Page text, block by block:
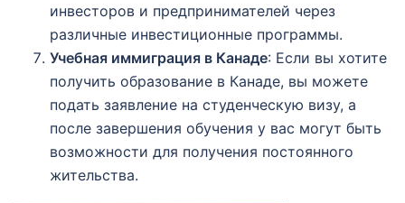
инвесторов и предпринимателей через
различные инвестиционные программы.
Учебная иммиграция в Канаде: Если вы хотите
получить образование в Канаде, вы можете
подать заявление на студенческую визу, а
после завершения обучения у вас могут быть
возможности для получения постоянного
жительства.